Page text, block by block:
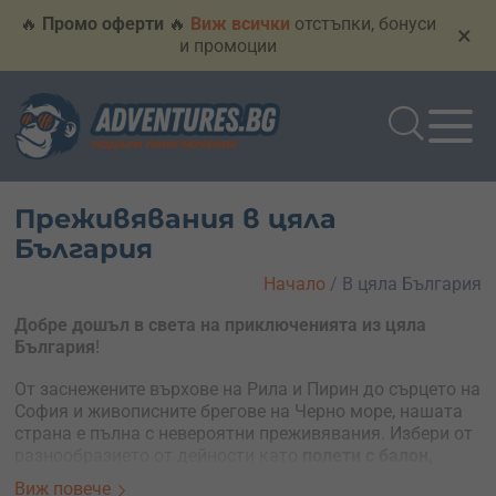
🔥 Промо оферти 🔥 Виж всички отстъпки, бонуси
и промоции
×
Преживявания в цяла
България
Добре дошъл в света на приключенията из цяла
България!
От заснежените върхове на Рила и Пирин до сърцето на
София и живописните брегове на Черно море, нашата
страна е пълна с невероятни преживявания. Избери от
скокове с бънджи, ски и сноуборд по пистите на
Виж повече
Начало / В цяла България